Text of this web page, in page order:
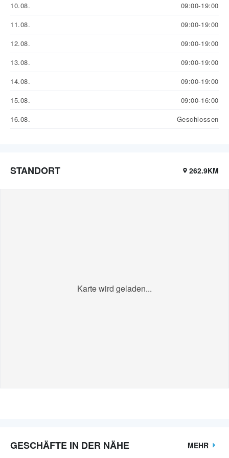
10.08.
09:00-19:00
11.08.
09:00-19:00
12.08.
09:00-19:00
13.08.
09:00-19:00
14.08.
09:00-19:00
15.08.
09:00-16:00
16.08.
Geschlossen
STANDORT 262.9KM
Karte wird geladen...
GESCHÄFTE IN DER NÄHE MEHR